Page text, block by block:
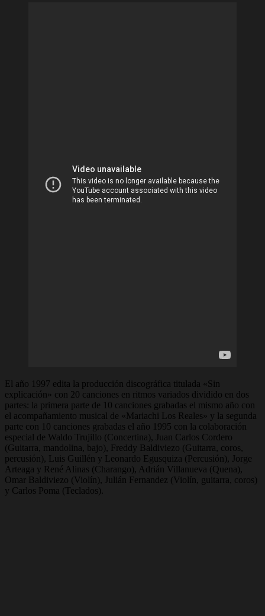
El año 1997 edita la producción discográfica titulada «Sin
explicación» con 20 canciones en ritmos variados dividido en dos
partes: la primera parte de 10 canciones grabadas el mismo año con
el acompañamiento musical de «Mariachi Los Reales» y la segunda
parte con 10 canciones grabadas el año 1995 con la colaboración
especial de Waldo Trujillo (Concertina), Juan Carlos Cordero
(Guitarra, mandolina, bajo), Freddy Baldiviezo (Guitarra, coros,
percusión), Luis Guillén y Leonardo Egusquiza (Percusión), Jorge
Arteaga y René Alinas (Charango), Adrián Villanueva (Quena),
Omar Baldiviezo (Violín), Julián Fernandez (Violín, guitarra, coros)
y Carlos Poma (Teclados).